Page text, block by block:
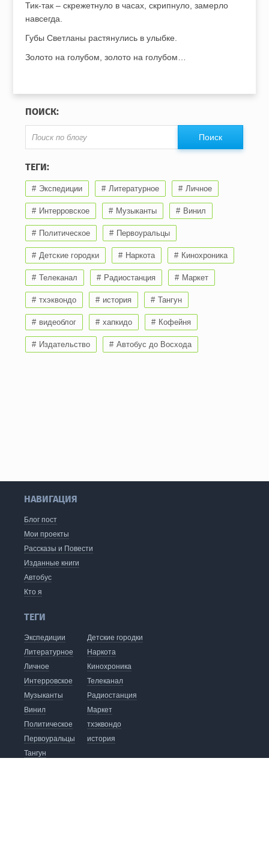
Тик-так – скрежетнуло в часах, скрипнуло, замерло
навсегда.
Губы Светланы растянулись в улыбке.
Золото на голубом, золото на голубом…
ПОИСК:
ТЕГИ:
Экспедиции Литературное Личное
Интерровское Музыканты Винил
Политическое Первоуральцы
Детские городки Наркота Кинохроника
Телеканал Радиостанция Маркет
тхэквондо история Тангун
видеоблог хапкидо Кофейня
Издательство Автобус до Восхода
НАВИГАЦИЯ
Блог пост
Мои проекты
Рассказы и Повести
Изданные книги
Автобус
Кто я
ТЕГИ
Экспедиции
Литературное
Личное
Интерровское
Музыканты
Винил
Политическое
Первоуральцы
Детские городки
Наркота
Кинохроника
Телеканал
Радиостанция
Маркет
тхэквондо
история
Тангун